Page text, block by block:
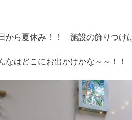
から夏休み！！ 施設の飾りつけ
なはどこにお出かけかな～～！！